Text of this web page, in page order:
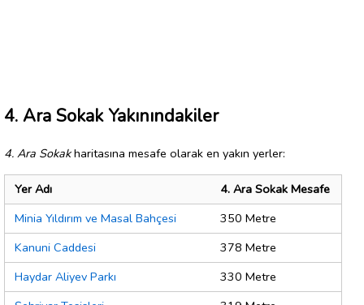
4. Ara Sokak Yakınındakiler
4. Ara Sokakharitasına mesafe olarak en yakın yerler:
Yer Adı
4. Ara Sokak Mesafe
Minia Yıldırım ve Masal Bahçesi
350 Metre
Kanuni Caddesi
378 Metre
Haydar Aliyev Parkı
330 Metre